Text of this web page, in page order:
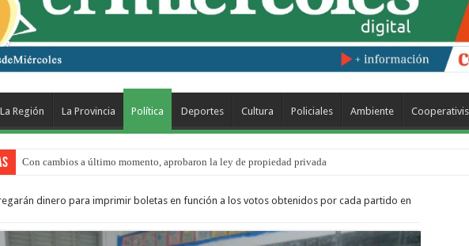
La Región La Provincia Política Deportes Cultura Policiales Ambiente
Con cambios a último momento, aprobaron la ley de propiedad privada
Adopción en Entre Ríos: el 35% de los 90 niños, niñas y adolescentes que esperan una familia tiene
dinero para imprimir boletas en función a los votos obtenidos por cada partido en